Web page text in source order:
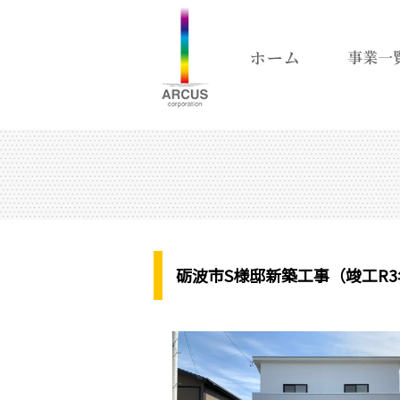
砺波市S様邸新築工事（竣工